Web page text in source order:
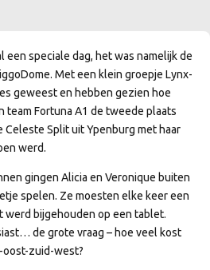
een speciale dag, het was namelijk de
Met een klein groepje Lynx-
geweest en hebben gezien hoe
team Fortuna A1 de tweede plaats
Celeste Split uit Ypenburg met haar
werd.
gingen Alicia en Veronique buiten
spelen. Ze moesten elke keer een
werd bijgehouden op een tablet.
de grote vraag – hoe veel kost
zuid-west?